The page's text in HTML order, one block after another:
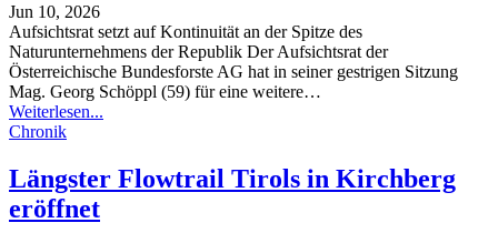
Jun 10, 2026
Aufsichtsrat setzt auf Kontinuität an der Spitze des
Naturunternehmens der Republik Der Aufsichtsrat der
Österreichische Bundesforste AG hat in seiner gestrigen Sitzung
Mag. Georg Schöppl (59) für eine weitere…
Weiterlesen...
Chronik
Längster Flowtrail Tirols in Kirchberg
eröffnet